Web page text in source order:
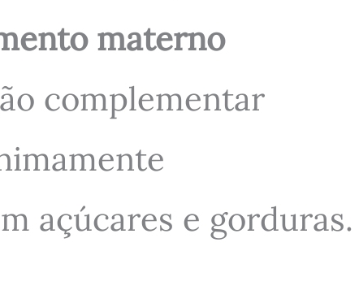
materno
complementar
açúcares e gorduras.